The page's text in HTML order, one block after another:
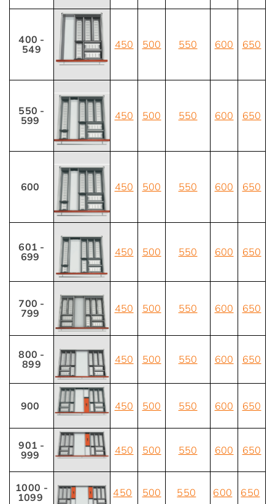
400 -
549
450 500 550 600 650
550 -
599
450 500 550 600 650
600 450 500 550 600 650
601 -
699
450 500 550 600 650
700 -
799
450 500 550 600 650
800 -
899
450 500 550 600 650
900 450 500 550 600 650
901 -
999
450 500 550 600 650
1000 -
1099
450 500 550 600 650